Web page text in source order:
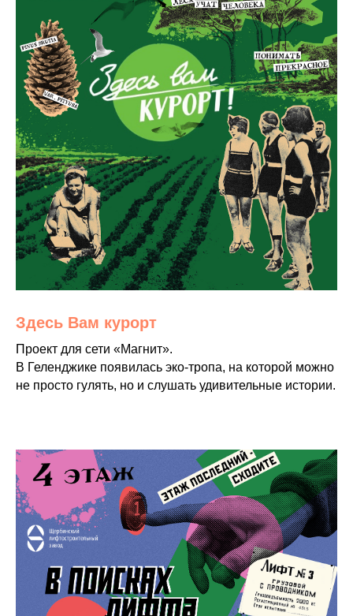
Здесь Вам курорт
Проект для сети «Магнит».
В Геленджике появилась эко-тропа, на которой можно
не просто гулять, но и слушать удивительные истории.